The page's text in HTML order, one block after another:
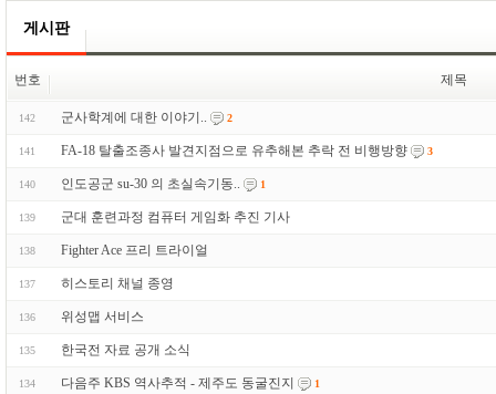
게시판
번호 제목
142 군사학계에 대한 이야기.. 2
141 FA-18 탈출조종사 발견지점으로 유추해본 추락 전 비행방향 3
140 인도공군 su-30 의 초실속기동.. 1
139 군대 훈련과정 컴퓨터 게임화 추진 기사
138 Fighter Ace 프리 트라이얼
137 히스토리 채널 종영
136 위성맵 서비스
135 한국전 자료 공개 소식
134 다음주 KBS 역사추적 - 제주도 동굴진지 1